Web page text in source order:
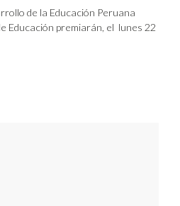
de la Educación Peruana
Educación premiarán, el lunes 22